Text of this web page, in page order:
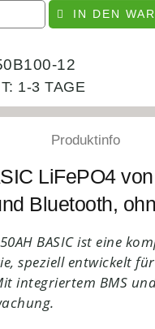
IN DEN
12
1-3 TAGE
Produktinfo
LiFePO4
Bluetooth,
BASIC ist eine
speziell entwickelt
integriertem BMS